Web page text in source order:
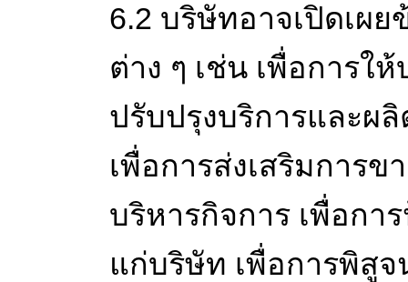
6.2 บริษัทอาจเปิดเผ
ต่าง ๆ เช่น เพื่อการใ
ปรับปรุงบริการและผ
เพื่อการส่งเสริมการ
บริหารกิจการ เพื่อกา
แก่บริษัท เพื่อการพิสู